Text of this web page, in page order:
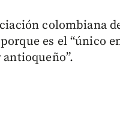
colombiana
es el “único